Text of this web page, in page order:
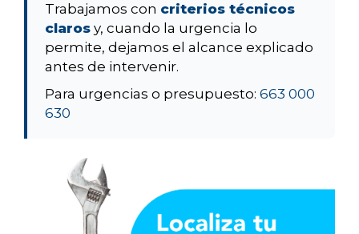
Trabajamos con criterios técnicos
claros y, cuando la urgencia lo
permite, dejamos el alcance explicado
antes de intervenir.
Para urgencias o presupuesto: 663 000
630